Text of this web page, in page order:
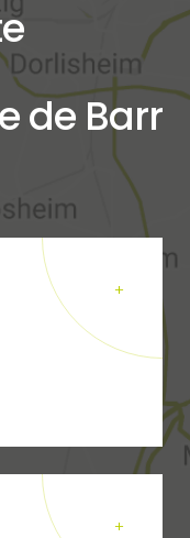
de Barr